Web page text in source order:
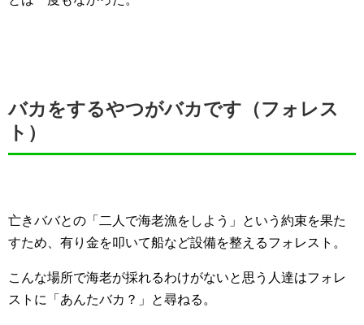
バカをするやつがバカです（フォレス
ト）
亡きババとの「二人で海老漁をしよう」という約束を果た
すため、有り金を叩いて船など設備を整えるフォレスト。
こんな場所で海老が採れるわけがないと思う人達はフォレ
ストに「あんたバカ？」と尋ねる。